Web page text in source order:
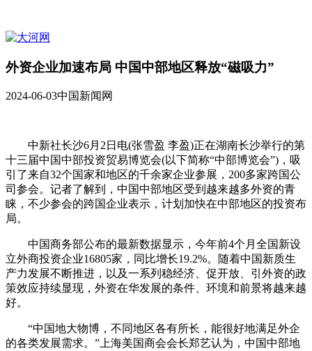
外资企业加速布局 中国中部地区释放“磁吸力”
2024-06-03中国新闻网
中新社长沙6月2日电(张雪盈 李盈)正在湖南长沙举行的第
十三届中国中部投资贸易博览会(以下简称“中部博览会”)，吸
引了来自32个国家和地区的千余家企业参展，200多家跨国公
司参会。记者了解到，中国中部地区受到越来越多外资的青
睐，不少参会的跨国企业表示，计划加快在中部地区的投资布
局。
中国商务部公布的最新数据显示，今年前4个月全国新设
立外商投资企业16805家，同比增长19.2%。随着中国新质生
产力发展不断推进，以及一系列稳经济、促开放、引外资的政
策效应持续显现，外资在华发展的条件、环境和前景将越来越
好。
“中国地大物博，不同地区各有所长，能很好地满足外企
的各类发展需求。”上海美国商会会长郑艺认为，中国中部地